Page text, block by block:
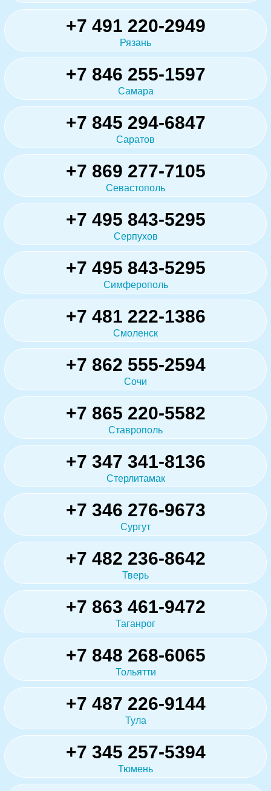
+7 491 220-2949
Рязань
+7 846 255-1597
Самара
+7 845 294-6847
Саратов
+7 869 277-7105
Севастополь
+7 495 843-5295
Серпухов
+7 495 843-5295
Симферополь
+7 481 222-1386
Смоленск
+7 862 555-2594
Сочи
+7 865 220-5582
Ставрополь
+7 347 341-8136
Стерлитамак
+7 346 276-9673
Сургут
+7 482 236-8642
Тверь
+7 863 461-9472
Таганрог
+7 848 268-6065
Тольятти
+7 487 226-9144
Тула
+7 345 257-5394
Тюмень